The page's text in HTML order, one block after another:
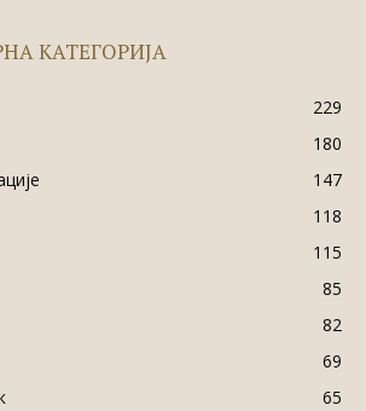
КАТЕГОРИЈА
229
180
147
118
115
85
82
69
65